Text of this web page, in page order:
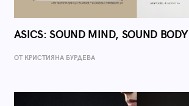
ASICS: SOUND MIND, SOUND BODY
ОТ КРИСТИЯНА БУРДЕВА